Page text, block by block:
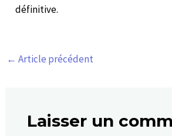
définitive.
← Article précédent
Laisser un